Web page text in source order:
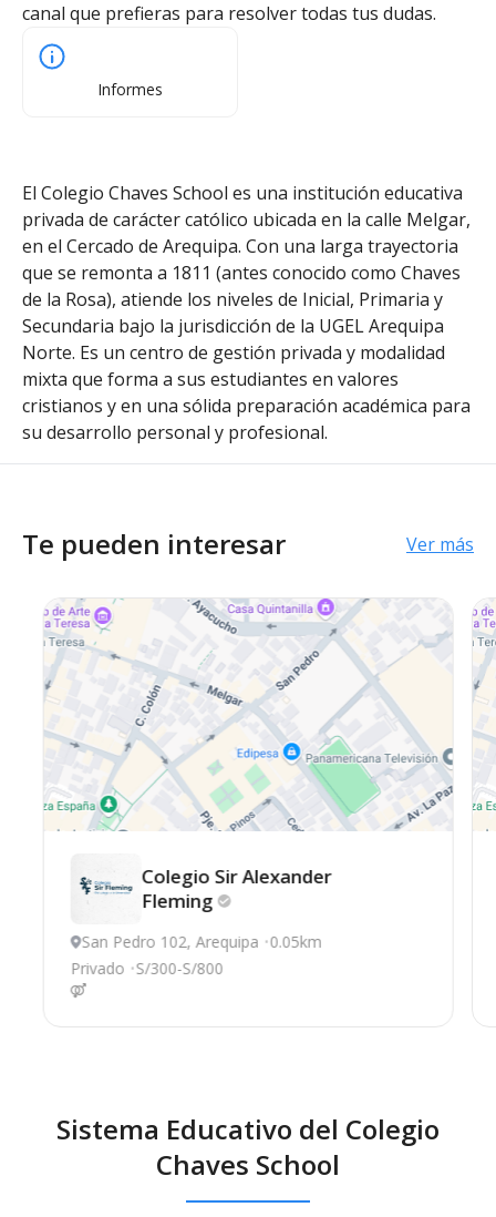
canal que prefieras para resolver todas tus dudas.
Informes
El Colegio Chaves School es una institución educativa
privada de carácter católico ubicada en la calle Melgar,
en el Cercado de Arequipa. Con una larga trayectoria
que se remonta a 1811 (antes conocido como Chaves
de la Rosa), atiende los niveles de Inicial, Primaria y
Secundaria bajo la jurisdicción de la UGEL Arequipa
Norte. Es un centro de gestión privada y modalidad
mixta que forma a sus estudiantes en valores
cristianos y en una sólida preparación académica para
su desarrollo personal y profesional.
Te pueden interesar Ver más
Colegio Sir Alexander
Fleming
San Pedro 102, Arequipa 0.05km
Privado S/300-S/800
Sistema Educativo del Colegio
Chaves School